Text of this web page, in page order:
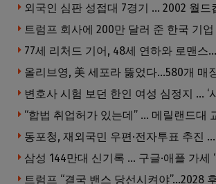
77세 리처드 기어, 48세 연하와 로맨스